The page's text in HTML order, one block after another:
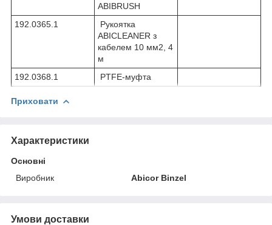
ABIBRUSH
192.0365.1
Рукоятка
ABICLEANER з
кабелем 10 мм2, 4
м
192.0368.1
PTFE-муфта
Приховати
Характеристики
Основні
Виробник
Abicor Binzel
Умови доставки